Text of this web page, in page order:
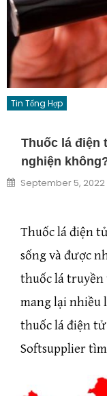
Tin Tổng Hợp
Thuốc lá điện
nghiện
Posted on
September 5, 2022
Thuốc lá điện
sống và được
thuốc lá
mang lại nhiều
thuốc lá điện tử
Softsupplier